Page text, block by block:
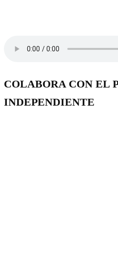
COLABORA CON EL
INDEPENDIENTE